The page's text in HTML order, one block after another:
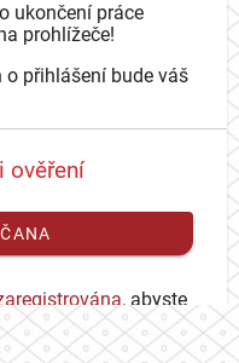
ukončení práce
prohlížeče!
o přihlášení bude váš
ověření
, abyste
účtu.